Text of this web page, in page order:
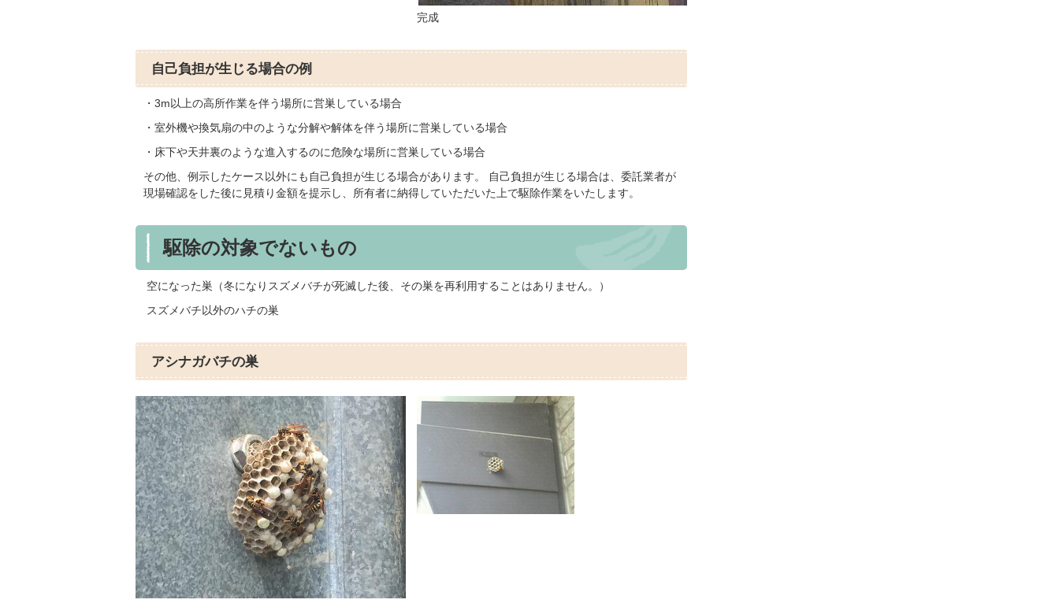
完成
自己負担が生じる場合の例
・3m以上の高所作業を伴う場所に営巣している場合
・室外機や換気扇の中のような分解や解体を伴う場所に営巣している場合
・床下や天井裏のような進入するのに危険な場所に営巣している場合
その他、例示したケース以外にも自己負担が生じる場合があります。 自己負担が生じる場合は、委託業者が
現場確認をした後に見積り金額を提示し、所有者に納得していただいた上で駆除作業をいたします。
駆除の対象でないもの
空になった巣（冬になりスズメバチが死滅した後、その巣を再利用することはありません。）
スズメバチ以外のハチの巣
アシナガバチの巣